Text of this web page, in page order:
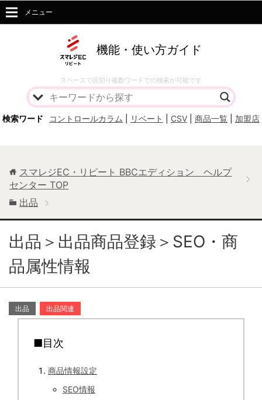
機能・使い方ガイド
スペースで区切り複数ワードでの検索が可能です
検索ワード コントロールカラム リベート CSV 商品一覧 加盟店
メニュー
スマレジEC・リピート BBCエディション ヘルプ
センター TOP
出品
出品＞出品商品登録＞SEO・商
品属性情報
出品 出品関連
■目次
商品情報設定
SEO情報